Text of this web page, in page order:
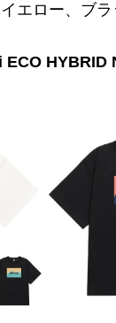
エロー、ブラ
HYBRID